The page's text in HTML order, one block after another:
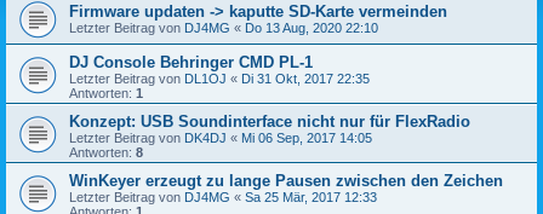
Firmware updaten -> kaputte SD-Karte vermeinden
Letzter Beitrag von DJ4MG « Do 13 Aug, 2020 22:10
DJ Console Behringer CMD PL-1
Letzter Beitrag von DL1OJ « Di 31 Okt, 2017 22:35
Antworten: 1
Konzept: USB Soundinterface nicht nur für FlexRadio
Letzter Beitrag von DK4DJ « Mi 06 Sep, 2017 14:05
Antworten: 8
WinKeyer erzeugt zu lange Pausen zwischen den Zeichen
Letzter Beitrag von DJ4MG « Sa 25 Mär, 2017 12:33
Antworten: 1